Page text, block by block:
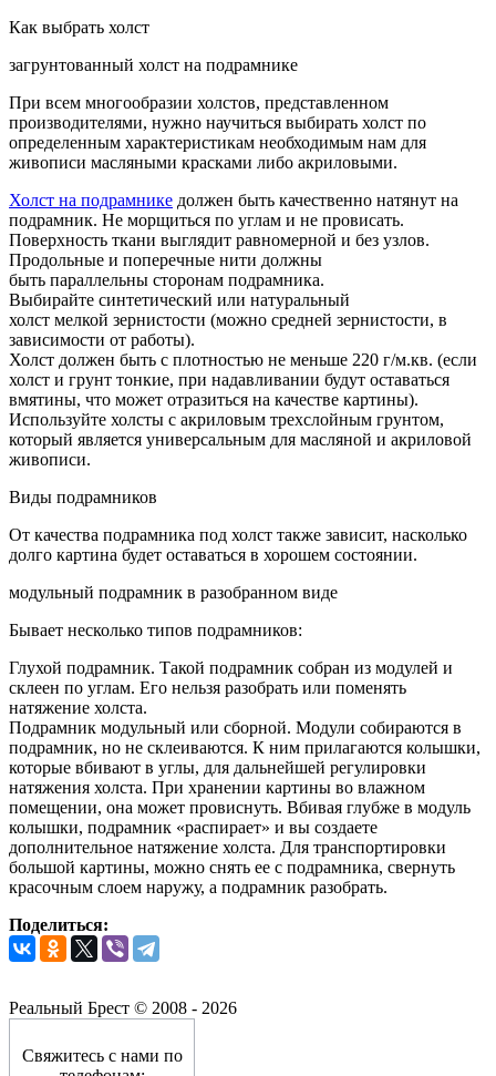
Как выбрать холст
загрунтованный холст на подрамнике
При всем многообразии холстов, представленном
производителями, нужно научиться выбирать холст по
определенным характеристикам необходимым нам для
живописи масляными красками либо акриловыми.
Холст на подрамнике должен быть качественно натянут на
подрамник. Не морщиться по углам и не провисать.
Поверхность ткани выглядит равномерной и без узлов.
Продольные и поперечные нити должны
быть параллельны сторонам подрамника.
Выбирайте синтетический или натуральный
холст мелкой зернистости (можно средней зернистости, в
зависимости от работы).
Холст должен быть с плотностью не меньше 220 г/м.кв. (если
холст и грунт тонкие, при надавливании будут оставаться
вмятины, что может отразиться на качестве картины).
Используйте холсты с акриловым трехслойным грунтом,
который является универсальным для масляной и акриловой
живописи.
Виды подрамников
От качества подрамника под холст также зависит, насколько
долго картина будет оставаться в хорошем состоянии.
модульный подрамник в разобранном виде
Бывает несколько типов подрамников:
Глухой подрамник. Такой подрамник собран из модулей и
склеен по углам. Его нельзя разобрать или поменять
натяжение холста.
Подрамник модульный или сборной. Модули собираются в
подрамник, но не склеиваются. К ним прилагаются колышки,
которые вбивают в углы, для дальнейшей регулировки
натяжения холста. При хранении картины во влажном
помещении, она может провиснуть. Вбивая глубже в модуль
колышки, подрамник «распирает» и вы создаете
дополнительное натяжение холста. Для транспортировки
большой картины, можно снять ее с подрамника, свернуть
красочным слоем наружу, а подрамник разобрать.
Поделиться:
Реальный Брест © 2008 - 2026
Свяжитесь с нами по